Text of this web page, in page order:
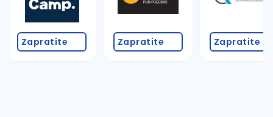
Zapratite Zapratite Zapratite